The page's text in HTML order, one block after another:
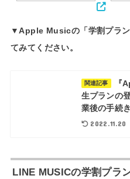
▼Apple Musicの「学割プラン
てみてください。
関連記事
『
生プランの
業後の手続
2022.11.20
LINE MUSICの学割プラ